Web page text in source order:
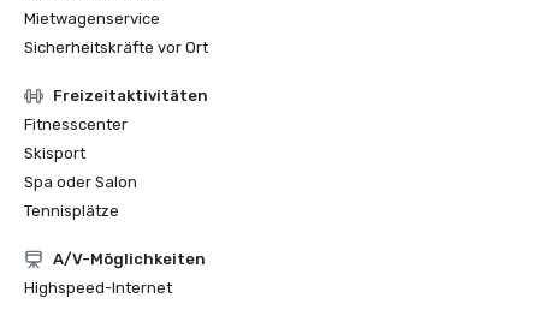
Mietwagenservice
Sicherheitskräfte vor Ort
Freizeitaktivitäten
Fitnesscenter
Skisport
Spa oder Salon
Tennisplätze
A/V-Möglichkeiten
Highspeed-Internet